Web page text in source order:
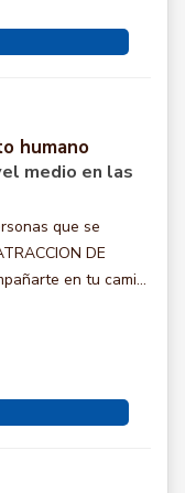
humano
medio en las
que se
DE
en tu cami...